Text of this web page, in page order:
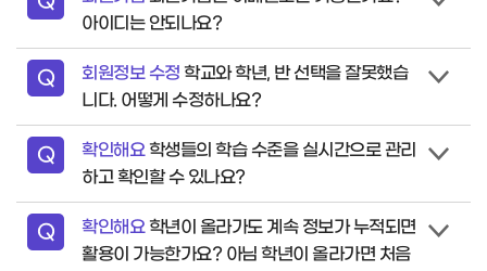
아이디는 안되나요?
Q질
회원정보 수정 학교와 학년, 반 선택을 잘못했습
니다. 어떻게 수정하나요?
Q질
확인해요 학생들의 학습 수준을 실시간으로 관리
하고 확인할 수 있나요?
Q질
확인해요 학년이 올라가도 계속 정보가 누적되면
활용이 가능한가요? 아님 학년이 올라가면 처음